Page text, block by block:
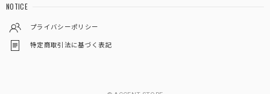
NOTICE
プライバシーポリシー
特定商取引法に基づく表記